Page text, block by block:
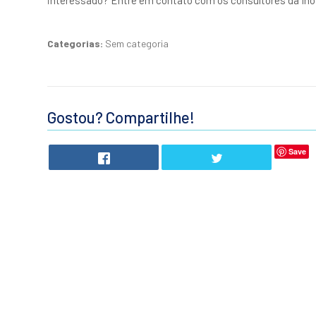
Categorias: Sem categoria
Gostou? Compartilhe!
Save